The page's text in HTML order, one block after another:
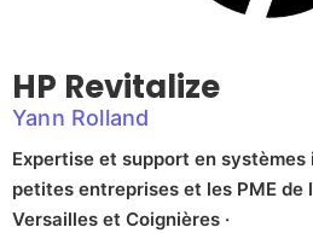
HP Revitalize
Yann Rolland
Expertise et support en
petites entreprises et les PME de
Versailles et Coignières ·